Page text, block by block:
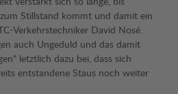
Stillstand kommt und damit ein
Verkehrstechniker David Nosé.
auch Ungeduld und das damit
letztlich dazu bei, dass sich
entstandene Staus noch weiter